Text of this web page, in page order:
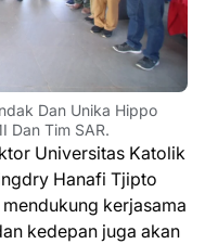
Dan Unika Hippo
Dan Tim SAR.
Universitas Katolik
Hanafi Tjipto
kerjasama
kedepan juga akan